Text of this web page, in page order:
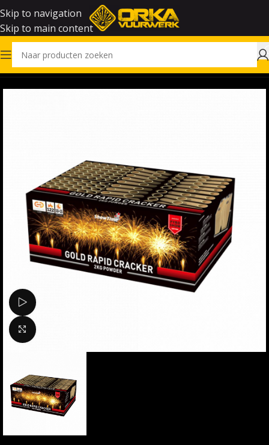
Skip to navigation
Skip to main content
Home Vuurwerk
Bekijk video
Klik om te vergroten